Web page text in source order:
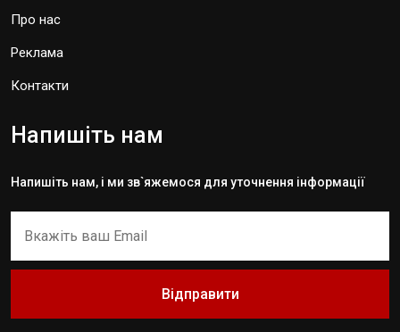
Про нас
Реклама
Контакти
Напишіть нам
Напишіть нам, і ми зв`яжемося для уточнення інформації
Відправити